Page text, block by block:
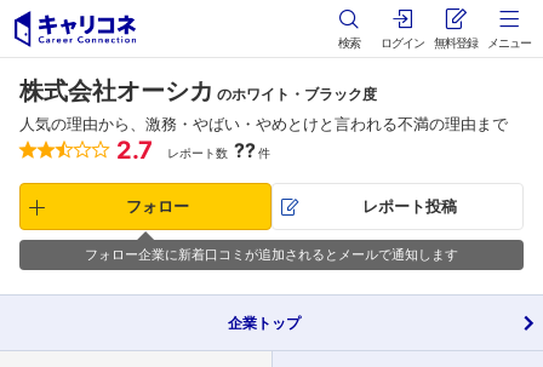
検索 ログイン 無料登録 メニュー
株式会社オーシカ のホワイト・ブラック度
人気の理由から、激務・やばい・やめとけと言われる不満の理由まで
2.7 レポート数 ??件
フォロー レポート投稿
フォロー企業に新着口コミが追加されるとメールで通知します
企業 トップ